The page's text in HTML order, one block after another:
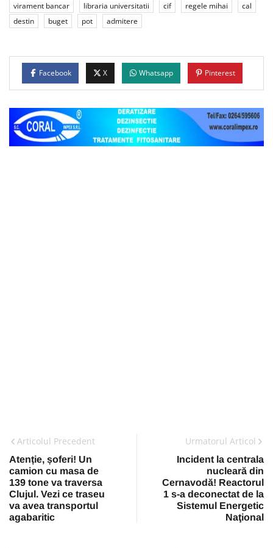
virament bancar
libraria universitatii cif regele mihai
cal
destin
buget pot admitere
Facebook X Whatsapp Pinterest
Articolul Precedent
Atenție, șoferi! Un
camion cu masa de
139 tone va traversa
Clujul. Vezi ce traseu
va avea transportul
agabaritic
Urmatorul Articol
Incident la centrala
nucleară din
Cernavodă! Reactorul
1 s-a deconectat de la
Sistemul Energetic
Naţional